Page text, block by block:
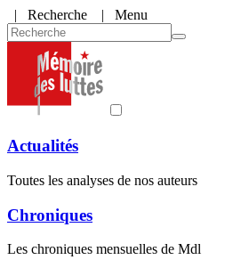
| Recherche | Menu
Actualités
Toutes les analyses de nos auteurs
Chroniques
Les chroniques mensuelles de Mdl